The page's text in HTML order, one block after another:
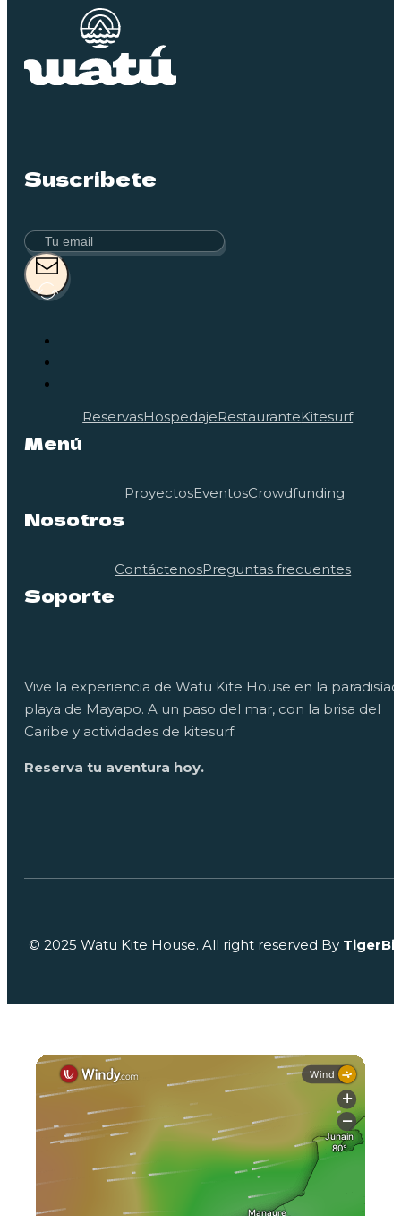
Suscríbete
Menú
ReservasHospedajeRestauranteKitesurf
Nosotros
ProyectosEventosCrowdfunding
Soporte
ContáctenosPreguntas frecuentes
Vive la experiencia de Watu Kite House en la
playa de Mayapo. A un paso del mar, con la brisa del
Caribe y actividades de kitesurf.
Reserva tu aventura hoy.
© 2025 Watu Kite House. All right reserved By